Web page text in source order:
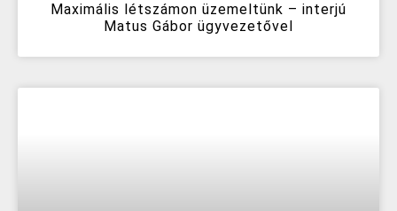
Maximális létszámon üzemeltünk – interjú
Matus Gábor ügyvezetővel